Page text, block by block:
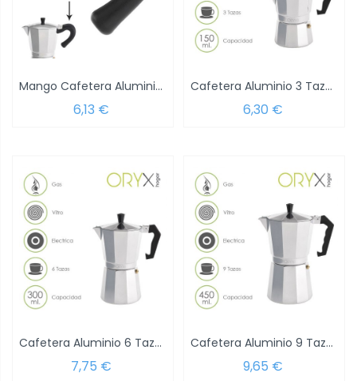
Mango Cafetera Aluminio Inducción 9 y 12...
6,13 €
Cafetera Aluminio 3 Tazas (150 ml.) Classic
6,30 €
Cafetera Aluminio 6 Tazas (300 ml.) Classic
7,75 €
Cafetera Aluminio 9 Tazas (450 ml.) Classic
9,65 €